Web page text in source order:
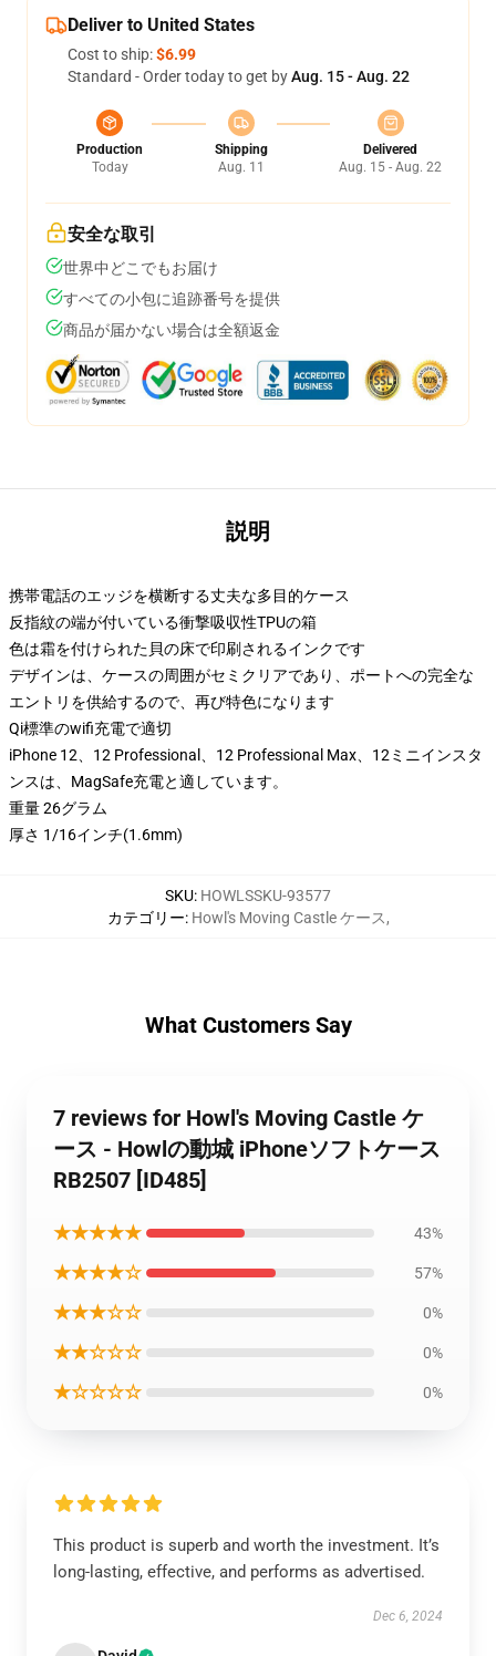
Deliver to United States
Cost to ship:$6.99
Standard - Order today to get byAug. 15 - Aug. 22
Production
Today
Shipping
Aug. 11
Delivered
Aug. 15 - Aug. 22
安全な取引
世界中どこでもお届け
すべての小包に追跡番号を提供
商品が届かない場合は全額返金
説明
携帯電話のエッジを横断する丈夫な多目的ケース
反指紋の端が付いている衝撃吸収性TPUの箱
色は霜を付けられた貝の床で印刷されるインクです
デザインは、ケースの周囲がセミクリアであり、ポートへの完全な
エントリを供給するので、再び特色になります
Qi標準のwifi充電で適切
iPhone 12、12 Professional、12 Professional Max、12ミニインスタ
ンスは、MagSafe充電と適しています。
重量 26グラム
厚さ 1/16インチ(1.6mm)
SKU: HOWLSSKU-93577
カテゴリー: Howl's Moving Castle ケース,
What Customers Say
7 reviews for Howl's Moving Castle ケ
ース - Howlの動城 iPhoneソフトケース
RB2507 [ID485]
★★★★★ 43%
★★★★☆ 57%
★★★☆☆ 0%
★★☆☆☆ 0%
★☆☆☆☆ 0%
This product is superb and worth the investment. It’s
long-lasting, effective, and performs as advertised.
Dec 6, 2024